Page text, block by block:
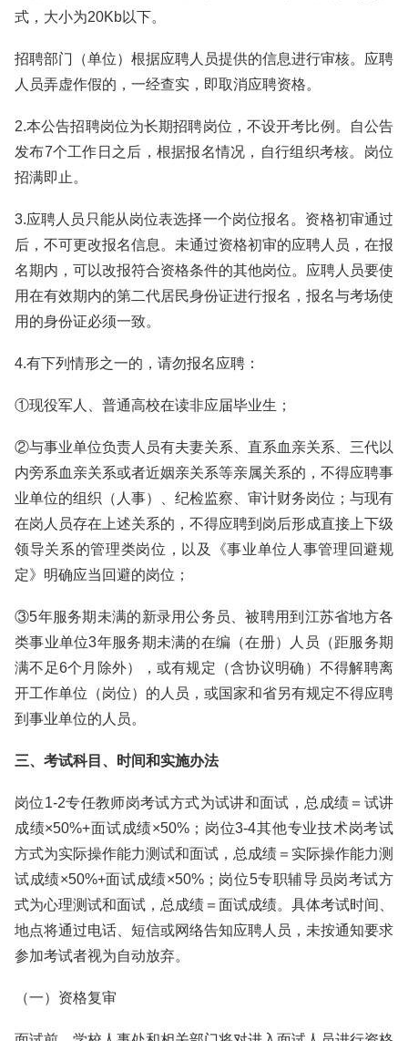
式，大小为20Kb以下。
招聘部门（单位）根据应聘人员提供的信息进行审核。应聘
人员弄虚作假的，一经查实，即取消应聘资格。
2.本公告招聘岗位为长期招聘岗位，不设开考比例。自公告
发布7个工作日之后，根据报名情况，自行组织考核。岗位
招满即止。
3.应聘人员只能从岗位表选择一个岗位报名。资格初审通过
后，不可更改报名信息。未通过资格初审的应聘人员，在报
名期内，可以改报符合资格条件的其他岗位。应聘人员要使
用在有效期内的第二代居民身份证进行报名，报名与考场使
用的身份证必须一致。
4.有下列情形之一的，请勿报名应聘：
①现役军人、普通高校在读非应届毕业生；
②与事业单位负责人员有夫妻关系、直系血亲关系、三代以
内旁系血亲关系或者近姻亲关系等亲属关系的，不得应聘事
业单位的组织（人事）、纪检监察、审计财务岗位；与现有
在岗人员存在上述关系的，不得应聘到岗后形成直接上下级
领导关系的管理类岗位，以及《事业单位人事管理回避规
定》明确应当回避的岗位；
③5年服务期未满的新录用公务员、被聘用到江苏省地方各
类事业单位3年服务期未满的在编（在册）人员（距服务期
满不足6个月除外），或有规定（含协议明确）不得解聘离
开工作单位（岗位）的人员，或国家和省另有规定不得应聘
到事业单位的人员。
三、考试科目、时间和实施办法
岗位1-2专任教师岗考试方式为试讲和面试，总成绩＝试讲
成绩×50%+面试成绩×50%；岗位3-4其他专业技术岗考试
方式为实际操作能力测试和面试，总成绩＝实际操作能力测
试成绩×50%+面试成绩×50%；岗位5专职辅导员岗考试方
式为心理测试和面试，总成绩＝面试成绩。具体考试时间、
地点将通过电话、短信或网络告知应聘人员，未按通知要求
参加考试者视为自动放弃。
（一）资格复审